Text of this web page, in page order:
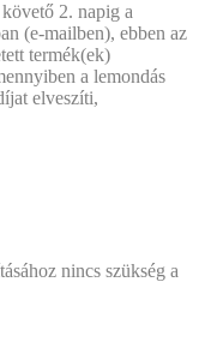
2. napig a
(e-mailben), ebben az
termék(ek)
a lemondás
elveszíti,
nincs szükség a